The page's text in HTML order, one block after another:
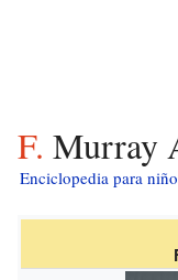
F.
Enciclopedia para